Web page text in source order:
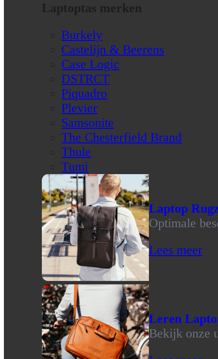
Laptoptas merken
Burkely
Castelijn & Beerens
Case Logic
DSTRCT
Piquadro
Plevier
Samsonite
The Chesterfield Brand
Thule
Tumi
Laptop
Optimale
Lees meer
Leren
Bekijk onze